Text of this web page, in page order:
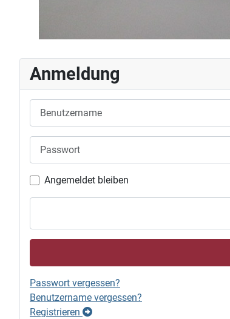
Anmeldung
Angemeldet bleiben
Passwort vergessen?
Benutzername vergessen?
Registrieren